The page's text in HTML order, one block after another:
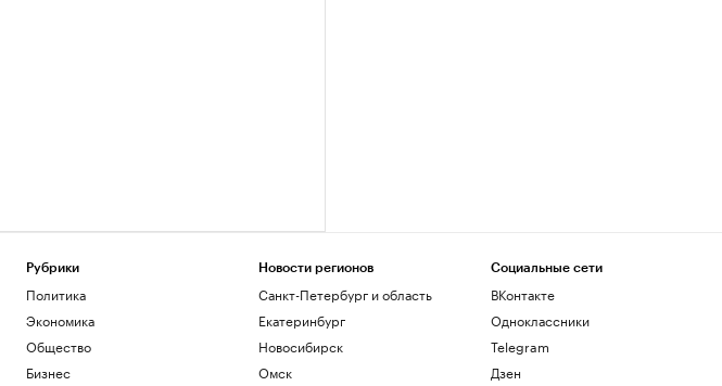
Рубрики
Политика
Экономика
Общество
Бизнес
Новости регионов
Санкт-Петербург и область
Екатеринбург
Новосибирск
Омск
Социальные сети
ВКонтакте
Одноклассники
Telegram
Дзен